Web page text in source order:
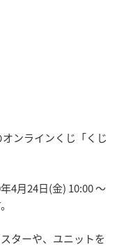
ンラインくじ「くじ
4月24日(金) 10:00 〜
ターや、ユニットを